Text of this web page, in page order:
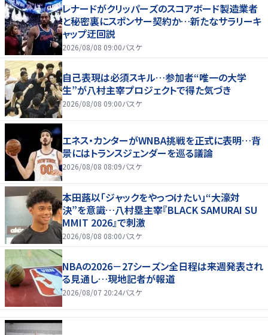
レナードがクリッパーズのスコアボード製造業者
と秘密裏にスポンサー契約か‬…新たなサラリーキ
ャップ迂回説
2026/08/08 09:00バスケ
自己表現は必須スキル…参加者“唯一の大学
生”が八村主宰プロジェクトで得た気づき
2026/08/08 09:00バスケ
エネス・カンターがWNBA挑戦を正式に表明…背
景にはトランスジェンダーを巡る議論
2026/08/08 08:09バスケ
本田蕗以「ジャックをやっつけたい」“大濠対
決”を意識…八村塁主宰『BLACK SAMURAI SU
MMIT 2026』で刺激
2026/08/08 08:00バスケ
NBAの2026－27シーズン全日程は来週発表され
る見通し…現地記者が報道
2026/08/07 20:24バスケ